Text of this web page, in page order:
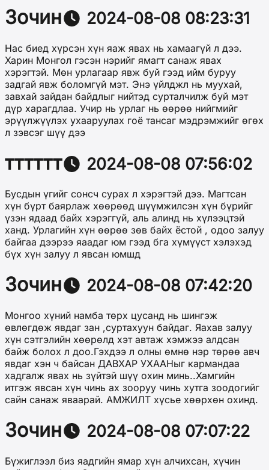
Зочин 2024-08-08 08:23:31
Нас биед хүрсэн хүн яаж явах нь хамаагүй л дээ.
Харин Монгол гэсэн нэрийг ямагт санаж явах
хэрэгтэй. Мөн урлагаар явж буй гээд ийм буруу
задгай явж боломгүй мэт. Энэ үйлджл нь муухай,
завхай зайдан байдлыг нийтэд сурталчилж буй мэт
дүр харагдлаа. Учир нь урлаг нь өөрөө нийгмийг
эрүүлжүүлэх ухааруулах гоё тансаг мэдрэмжийг өгөх
л зэвсэг шүү дээ
тттттт 2024-08-08 07:56:02
Бусдын үгийг сонсч сурах л хэрэгтэй дээ. Магтсан
хүн бүрт баярлаж хөөрөөд шүүмжилсэн хүн бүрийг
үзэн ядаад байх хэрэггүй, аль алинд нь хүлээцтэй
ханд. Урлагийн хүн өөрөө зөв байх ёстой , одоо залуу
байгаа дээрээ яаадаг юм гээд бга хүмүүст хэлэхэд
бүх хүн залуу л явсан юмшд
Зочин 2024-08-08 07:42:20
Монгоо хүний намба төрх цусанд нь шингэж
өвлөгдөж явдаг зан ,суртахуун байдаг. Яахав залуу
хүн сэтгэлийн хөөрөлд хэт автаж хэмжээ алдсан
байж болох л доо.Гэхдээ л олны өмнө нэр төрөө авч
явдаг хэн ч байсан ДАВХАР УХААНыг кармандаа
хадгалж явах нь зүйтэй шүү охин минь..Хамгийн
итгэж явсан хүн чинь ах зооруу чинь хутга зоодогийг
сайн санаж яваарай. АМЖИЛТ хүсье хөөрхөн охинд.
Зочин 2024-08-08 07:07:22
Бүжиглээл биз яадгийн ямар хүн алчихсан, хүчин